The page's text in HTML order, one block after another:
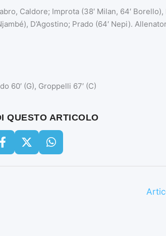
Caldore; Improta (38′ Milan, 64′
D’Agostino; Prado (64′ Nepi).
60′ (G), Groppelli 67′ (C)
QUESTO ARTICOLO